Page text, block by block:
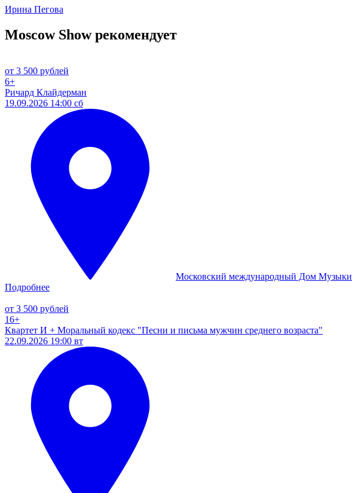
Ирина Пегова
Moscow Show рекомендует
от 3 500 рублей
6+
Ричард Клайдерман
19.09.2026 14:00 сб
Московский международный Дом Музыки
Подробнее
от 3 500 рублей
16+
Квартет И + Моральный кодекс "Песни и письма мужчин среднего возраста"
22.09.2026 19:00 вт